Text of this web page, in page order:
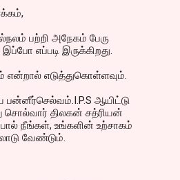
பற்றி அநேகம் பேரு
எப்படி இருக்கிறது.
என்றால் எடுத்துகொள்ளவும்.
பன்னீர்செல்வம்.I.P.S ஆயிட்டு
சொல்வார் திலகன் சத்ரியன்
நீங்கள், உங்களின் உற்சாகம்
வேண்டும்.